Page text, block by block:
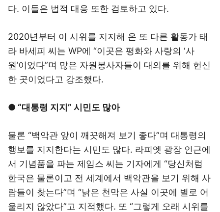
다. 이들은 법적 대응 또한 검토하고 있다.
2020년부터 이 시위를 지지해 온 또 다른 활동가 태
라 바세피 씨는 WP에 “이곳은 평화와 사랑의 ‘사
원’이었다”며 많은 자원봉사자들이 대의를 위해 헌신
한 곳이었다고 강조했다.
● “대통령 지지” 시민도 많아
물론 “백악관 앞이 깨끗해져 보기 좋다”며 대통령의
행보를 지지한다는 시민도 많다. 라피엣 광장 인근에
서 기념품을 파는 제임스 씨는 기자에게 “당신처럼
한국은 물론이고 전 세계에서 백악관을 보기 위해 사
람들이 찾는다”며 “낡은 천막은 사실 이곳에 별로 어
울리지 않았다”고 지적했다. 또 “그렇게 오래 시위를